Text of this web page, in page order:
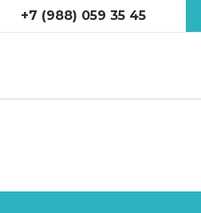
+7 (988) 059 35 45